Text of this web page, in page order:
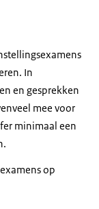
In
en gesprekken
mee voor
minimaal een
op